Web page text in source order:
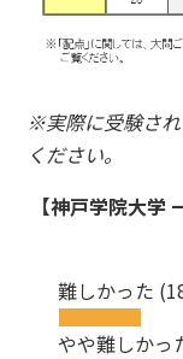
※実際に受験さ
ください。
【神戸学院大学
難しかった
やや難しかっ